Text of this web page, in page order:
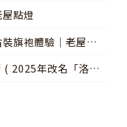
點燈
旗袍體驗│老屋點
2025年改名「洛津